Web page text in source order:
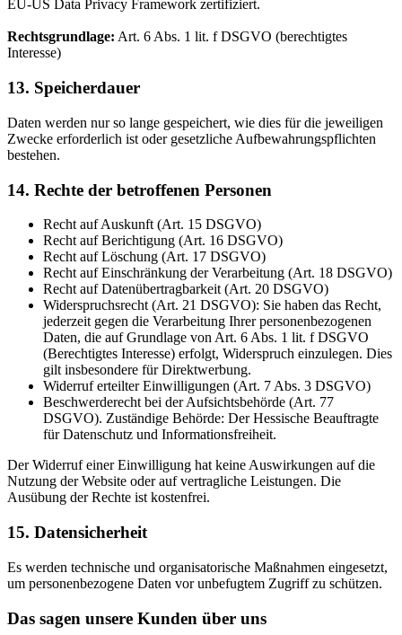
EU-US Data Privacy Framework zertifiziert.
Rechtsgrundlage: Art. 6 Abs. 1 lit. f DSGVO (berechtigtes
Interesse)
13. Speicherdauer
Daten werden nur so lange gespeichert, wie dies für die jeweiligen
Zwecke erforderlich ist oder gesetzliche Aufbewahrungspflichten
bestehen.
14. Rechte der betroffenen Personen
Recht auf Auskunft (Art. 15 DSGVO)
Recht auf Berichtigung (Art. 16 DSGVO)
Recht auf Löschung (Art. 17 DSGVO)
Recht auf Einschränkung der Verarbeitung (Art. 18 DSGVO)
Recht auf Datenübertragbarkeit (Art. 20 DSGVO)
Widerspruchsrecht (Art. 21 DSGVO): Sie haben das Recht,
jederzeit gegen die Verarbeitung Ihrer personenbezogenen
Daten, die auf Grundlage von Art. 6 Abs. 1 lit. f DSGVO
(Berechtigtes Interesse) erfolgt, Widerspruch einzulegen. Dies
gilt insbesondere für Direktwerbung.
Widerruf erteilter Einwilligungen (Art. 7 Abs. 3 DSGVO)
Beschwerderecht bei der Aufsichtsbehörde (Art. 77
DSGVO). Zuständige Behörde: Der Hessische Beauftragte
für Datenschutz und Informationsfreiheit.
Der Widerruf einer Einwilligung hat keine Auswirkungen auf die
Nutzung der Website oder auf vertragliche Leistungen. Die
Ausübung der Rechte ist kostenfrei.
15. Datensicherheit
Es werden technische und organisatorische Maßnahmen eingesetzt,
um personenbezogene Daten vor unbefugtem Zugriff zu schützen.
Das sagen unsere Kunden über uns